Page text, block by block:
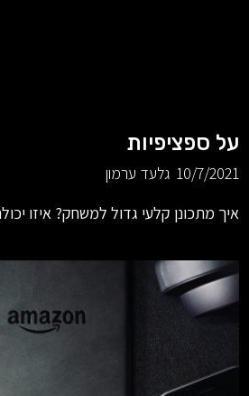
על ספציפיות
10/7/2021 גלעד ערמון
איך מתכונן קלעי גדול למשחק? איזו